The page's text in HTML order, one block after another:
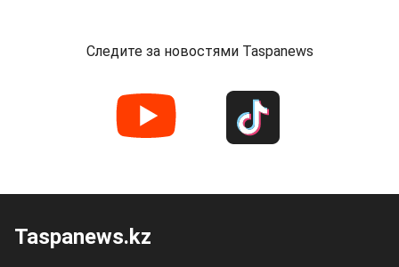
Следите за новостями Taspanews
Taspanews.kz